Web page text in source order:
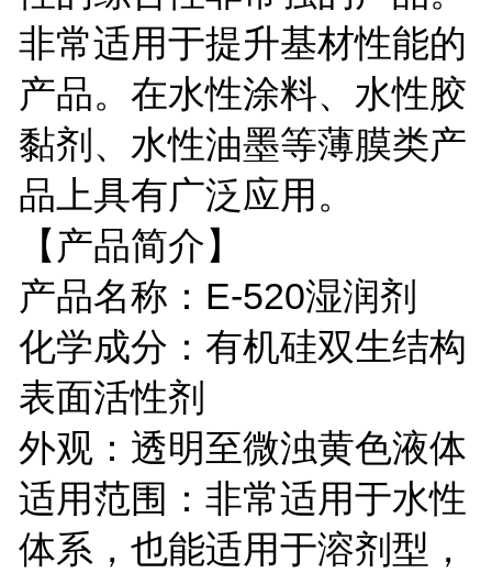
非常适用于提升基材性能的
产品。在水性涂料、水性胶
黏剂、水性油墨等薄膜类产
品上具有广泛应用。
【产品简介】
产品名称：E-520湿润剂
化学成分：有机硅双生结构
表面活性剂
外观：透明至微浊黄色液体
适用范围：非常适用于水性
体系，也能适用于溶剂型，